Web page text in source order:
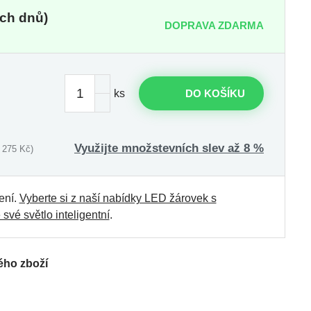
dnů) DOPRAVA ZDARMA
Kč)
ks DO KOŠÍKU
Využijte množstevních slev až 8 %
Vyberte si z naší nabídky LED žárovek s
své světlo inteligentní.
zboží